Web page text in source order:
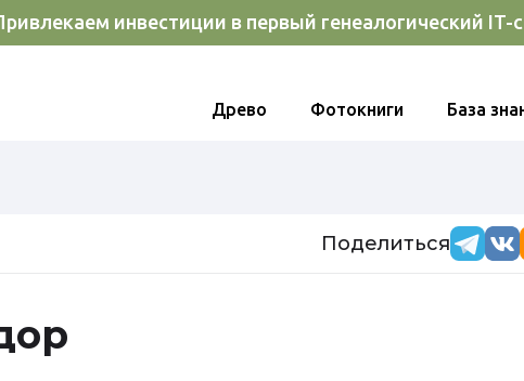
инвестиции в первый генеалогический IT-
Древо Фотокниги База
Поделиться